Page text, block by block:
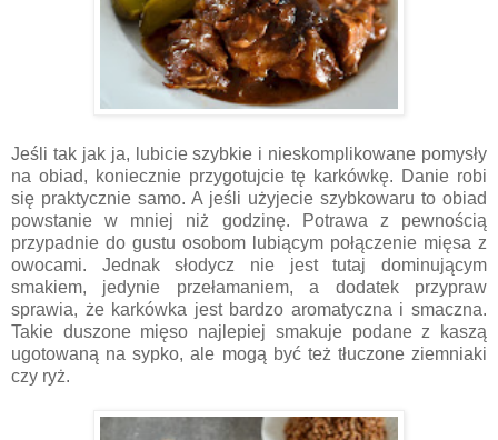
Jeśli tak jak ja, lubicie szybkie i nieskomplikowane pomysły
na obiad, koniecznie przygotujcie tę karkówkę. Danie robi
się praktycznie samo. A jeśli użyjecie szybkowaru to obiad
powstanie w mniej niż godzinę. Potrawa z pewnością
przypadnie do gustu osobom lubiącym połączenie mięsa z
owocami. Jednak słodycz nie jest tutaj dominującym
smakiem, jedynie przełamaniem, a dodatek przypraw
sprawia, że karkówka jest bardzo aromatyczna i smaczna.
Takie duszone mięso najlepiej smakuje podane z kaszą
ugotowaną na sypko, ale mogą być też tłuczone ziemniaki
czy ryż.